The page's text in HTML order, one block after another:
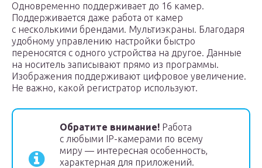
Одновременно поддерживает до 16 камер.
Поддерживается даже работа от камер
с несколькими брендами. Мультиэкраны. Благодаря
удобному управлению настройки быстро
переносятся с одного устройства на другое. Данные
на носитель записывают прямо из программы.
Изображения поддерживают цифровое увеличение.
Не важно, какой регистратор используют.
Обратите внимание! Работа
с любыми IP-камерами по всему
миру — интересная особенность,
характерная для приложений.